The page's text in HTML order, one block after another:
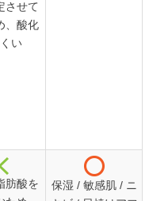
させて
、酸化
い
肪酸を
保湿 / 敏感肌 / ニ